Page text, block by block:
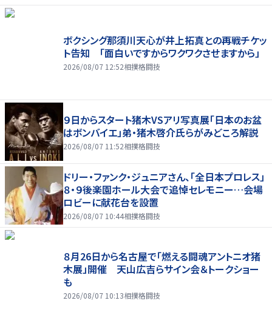
ボクシング那須川天心が井上拓真との再戦チケッ
ト告知 「面白いですからワクワクさせますから」
2026/08/07 12:52相撲格闘技
９日からスタート猪木VSアリ写真展「日本のお盆
はボンバイエ」弟・猪木啓介氏らがみどころ解説
2026/08/07 11:52相撲格闘技
ドリー・ファンク・ジュニアさん、「全日本プロレス」
８・９後楽園ホール大会で追悼セレモニー…会場
ロビーに献花台を設置
2026/08/07 10:44相撲格闘技
８月26日から名古屋で「燃える闘魂アントニオ猪
木展」開催 天山広吉らサイン会＆トークショー
も
2026/08/07 10:13相撲格闘技